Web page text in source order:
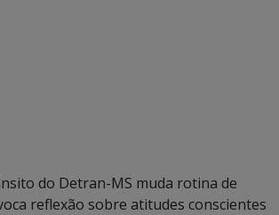
do Detran-MS muda rotina de
reflexão sobre atitudes conscientes